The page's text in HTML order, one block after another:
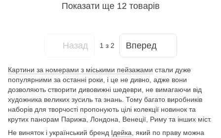
Показати ще 12 товарів
Назад 1 з 2 Вперед
Картини за номерами з міськими пейзажами стали дуже
популярними за останні роки, і це не дивно, адже вони
дозволяють створити дивовижні шедеври, не вимагаючи від
художника великих зусиль та знань. Тому багато виробників
наборів для творчості пропонують цілі колекції новинок та
крутих панорам Парижа, Лондона, Венеції, Риму та інших міст.
Не виняток і український бренд Ідейка , який по праву можна